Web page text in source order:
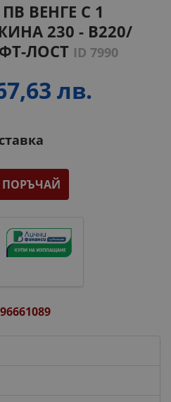
ВЕНГЕ С 1
230 - В220/
ЛОСТ ID 7990
лв.
ПОРЪЧАЙ